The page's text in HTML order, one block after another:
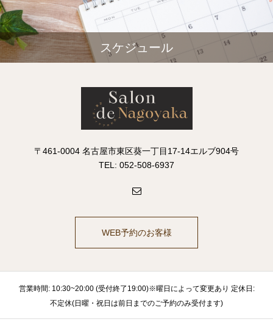
スケジュール
〒461-0004 名古屋市東区葵一丁目17-14エルブ904号
TEL: 052-508-6937
WEB予約のお客様
営業時間: 10:30~20:00 (受付終了19:00)※曜日によって変更あり 定休日:
不定休(日曜・祝日は前日までのご予約のみ受付ます)